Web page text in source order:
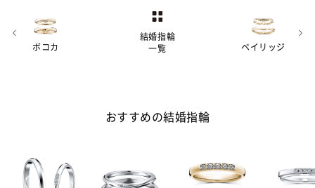
結婚指輪
一覧
ボコカ ベイリッジ
おすすめの結婚指輪